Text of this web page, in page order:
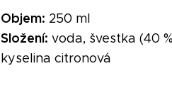
Objem: 250 ml
Složení: voda, švestka (40
kyselina citronová